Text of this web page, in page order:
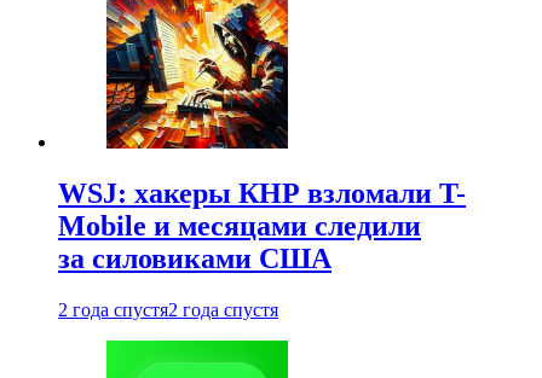
WSJ: хакеры КНР взломали T-
Mobile и месяцами следили
за силовиками США
2 года спустя2 года спустя